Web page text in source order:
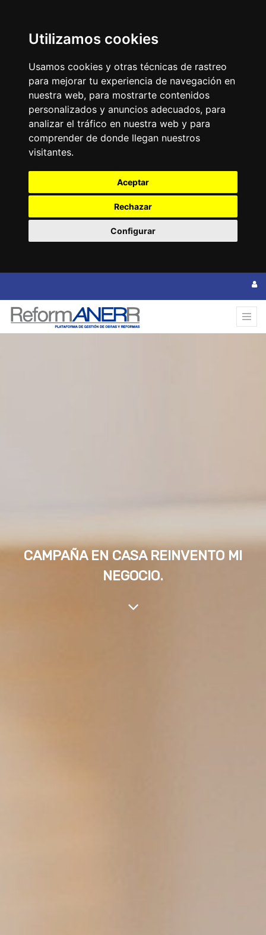
Utilizamos cookies
Usamos cookies y otras técnicas de rastreo
para mejorar tu experiencia de navegación en
nuestra web, para mostrarte contenidos
personalizados y anuncios adecuados, para
analizar el tráfico en nuestra web y para
comprender de donde llegan nuestros
visitantes.
Aceptar
Rechazar
Configurar
CAMPAÑA EN CASA REINVENTO MI
NEGOCIO.